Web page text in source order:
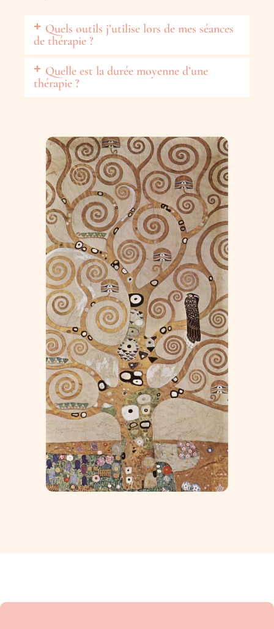
Quels outils j’utilise lors de mes séances
de thérapie ?
Quelle est la durée moyenne d’une
thérapie ?